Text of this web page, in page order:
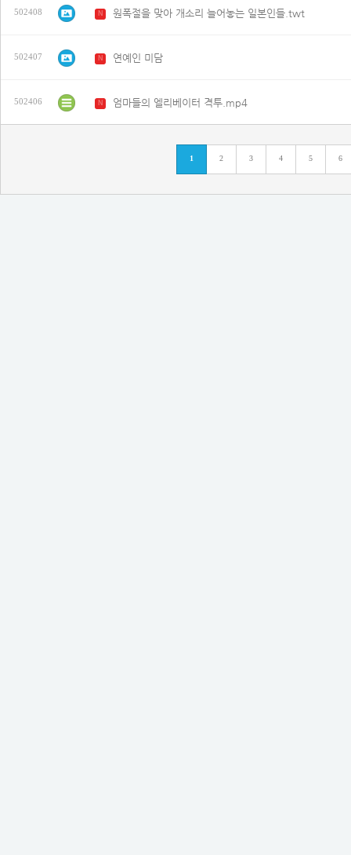
502408 N 원폭절을 맞아 개소리 늘어놓는 일본인들.twt
502407 N 연예인 미담
502406 N 엄마들의 엘리베이터 격투.mp4
1 2 3 4 5 6